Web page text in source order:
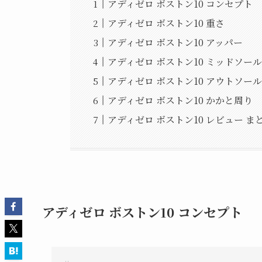
アディゼロ ボストン10 コンセプト
アディゼロ ボストン10 重さ
アディゼロ ボストン10 アッパー
アディゼロ ボストン10 ミッドソール
アディゼロ ボストン10 アウトソール
アディゼロ ボストン10 かかと周り
アディゼロ ボストン10 レビュー ま
アディゼロ ボストン10 コンセプト